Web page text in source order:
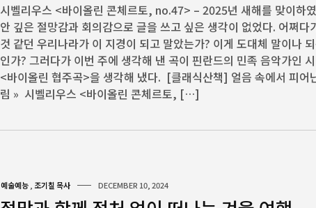
시벨리우스 <바이올린 콘체르토, no.47> – 2025년 새해를 맞이하
안 깊은 절망감과 회의감으로 글을 쓰고 싶은 생각이 없었다. 어쩌다
것 같던 우리나라가 이 지경이 되고 말았는가? 이게 도대체 말이나
인가? 그러다가 이번 주에 생각해 낸 곡이 핀란드의 민족 음악가인
<바이올린 협주곡>을 생각해 냈다. [클래식산책] 얼음 속에서 피어
림 » 시벨리우스 <바이올린 콘체르토, […]
예술예능 조기칠 목사 DECEMBER 10, 2024